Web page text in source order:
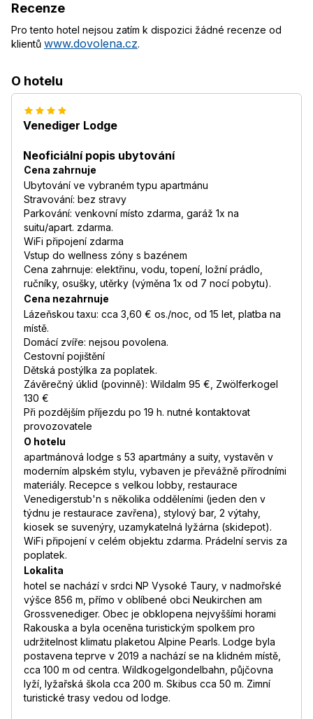
Recenze
Pro tento hotel nejsou zatím k dispozici žádné recenze od
klientů www.dovolena.cz.
O hotelu
Venediger Lodge
Neoficiální popis ubytování
Cena zahrnuje
Ubytování ve vybraném typu apartmánu
Stravování: bez stravy
Parkování: venkovní místo zdarma, garáž 1x na
suitu/apart. zdarma.
WiFi připojení zdarma
Vstup do wellness zóny s bazénem
Cena zahrnuje: elektřinu, vodu, topení, ložní prádlo,
ručníky, osušky, utěrky (výměna 1x od 7 nocí pobytu).
Cena nezahrnuje
Lázeňskou taxu: cca 3,60 € os./noc, od 15 let, platba na
místě.
Domácí zvíře: nejsou povolena.
Cestovní pojištění
Dětská postýlka za poplatek.
Závěrečný úklid (povinně): Wildalm 95 €, Zwölferkogel
130 €
Při pozdějším příjezdu po 19 h. nutné kontaktovat
provozovatele
O hotelu
apartmánová lodge s 53 apartmány a suity, vystavěn v
moderním alpském stylu, vybaven je převážně přírodními
materiály. Recepce s velkou lobby, restaurace
Venedigerstub'n s několika odděleními (jeden den v
týdnu je restaurace zavřena), stylový bar, 2 výtahy,
kiosek se suvenýry, uzamykatelná lyžárna (skidepot).
WiFi připojení v celém objektu zdarma. Prádelní servis za
poplatek.
Lokalita
hotel se nachází v srdci NP Vysoké Taury, v nadmořské
výšce 856 m, přímo v oblíbené obci Neukirchen am
Grossvenediger. Obec je obklopena nejvyššími horami
Rakouska a byla oceněna turistickým spolkem pro
udržitelnost klimatu plaketou Alpine Pearls. Lodge byla
postavena teprve v 2019 a nachází se na klidném místě,
cca 100 m od centra. Wildkogelgondelbahn, půjčovna
lyží, lyžařská škola cca 200 m. Skibus cca 50 m. Zimní
turistické trasy vedou od lodge.